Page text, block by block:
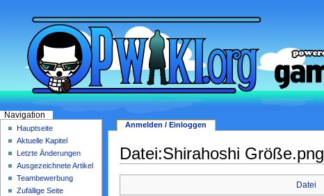
Datei:Shirahoshi Größe.png
Datei
Anmelden / Einloggen
Navigation
Hauptseite
Aktuelle Kapitel
Letzte Änderungen
Ausgezeichnete Artikel
Teambewerbung
Zufällige Seite